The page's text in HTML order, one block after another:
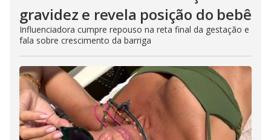
gravidez e revela posição do bebê
Influenciadora cumpre repouso na reta final da gestação e
fala sobre crescimento da barriga